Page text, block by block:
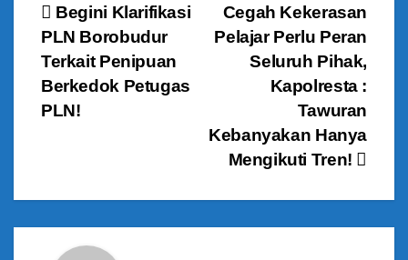
N
a
v
a
Cegah Kekerasan
Pelajar Perlu Peran
Seluruh Pihak,
Kapolresta :
Tawuran
Kebanyakan Hanya
Mengikuti Tren!
Begini Klarifikasi
PLN Borobudur
Terkait Penipuan
Berkedok Petugas
PLN!